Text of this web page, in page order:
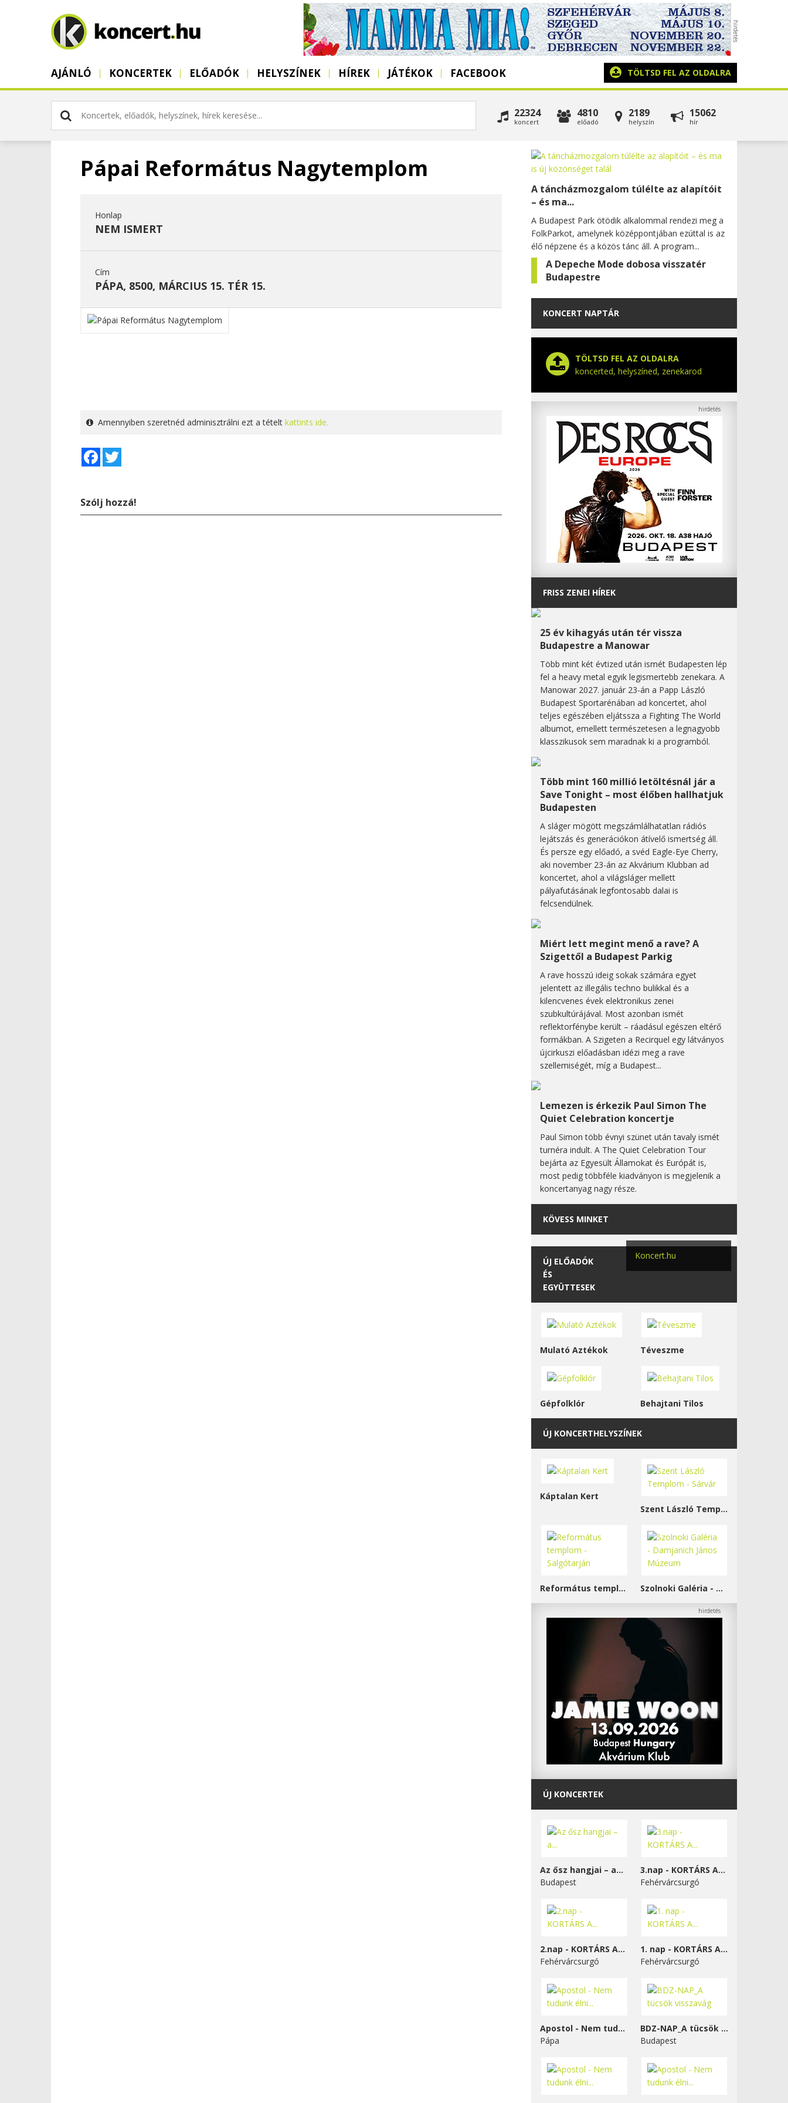
AJÁNLÓ KONCERTEK ELŐADÓK HELYSZÍNEK HÍREK JÁTÉKOK FACEBOOK TÖLTSD FEL AZ OLDALRA
22324
koncert
4810
előadó
2189
helyszín
15062
hír
Pápai Református Nagytemplom
Honlap
NEM ISMERT
Cím
PÁPA, 8500, MÁRCIUS 15. TÉR 15.
Amennyiben szeretnéd adminisztrálni ezt a tételt kattints ide.
Facebook
Szólj hozzá!
A táncházmozgalom túlélte az alapítóit
– és ma...
A Budapest Park ötödik alkalommal rendezi meg a
FolkParkot, amelynek középpontjában ezúttal is az
élő népzene és a közös tánc áll. A program...
A Depeche Mode dobosa visszatér
Budapestre
KONCERT NAPTÁR
TÖLTSD FEL AZ OLDALRA
koncerted, helyszíned, zenekarod
FRISS ZENEI HÍREK
25 év kihagyás után tér vissza
Budapestre a Manowar
Több mint két évtized után ismét Budapesten lép
fel a heavy metal egyik legismertebb zenekara. A
Manowar 2027. január 23-án a Papp László
Budapest Sportarénában ad koncertet, ahol
teljes egészében eljátssza a Fighting The World
albumot, emellett természetesen a legnagyobb
klasszikusok sem maradnak ki a programból.
Több mint 160 millió letöltésnál jár a
Save Tonight – most élőben hallhatjuk
Budapesten
A sláger mögött megszámlálhatatlan rádiós
lejátszás és generációkon átívelő ismertség áll.
És persze egy előadó, a svéd Eagle-Eye Cherry,
aki november 23-án az Akvárium Klubban ad
koncertet, ahol a világsláger mellett
pályafutásának legfontosabb dalai is
felcsendülnek.
Miért lett megint menő a rave? A
Szigettől a Budapest Parkig
A rave hosszú ideig sokak számára egyet
jelentett az illegális techno bulikkal és a
kilencvenes évek elektronikus zenei
szubkultúrájával. Most azonban ismét
reflektorfénybe került – ráadásul egészen eltérő
formákban. A Szigeten a Recirquel egy látványos
újcirkuszi előadásban idézi meg a rave
szellemiségét, míg a Budapest...
Lemezen is érkezik Paul Simon The
Quiet Celebration koncertje
Paul Simon több évnyi szünet után tavaly ismét
turnéra indult. A The Quiet Celebration Tour
bejárta az Egyesült Államokat és Európát is,
most pedig többféle kiadványon is megjelenik a
koncertanyag nagy része.
KÖVESS MINKET
Koncert.hu
ÚJ ELŐADÓK
ÉS
EGYÜTTESEK
Mulató Aztékok Téveszme
Gépfolklór Behajtani Tilos
ÚJ KONCERTHELYSZÍNEK
Káptalan Kert
Szent László Templom - Sárvár
Református templom - Salgótarján Szolnoki Galéria - Damjanich János Múzeum
ÚJ KONCERTEK
Az ősz hangjai – a...
Budapest
3.nap - KORTÁRS A...
Fehérvárcsurgó
2.nap - KORTÁRS A...
Fehérvárcsurgó
1. nap - KORTÁRS A...
Fehérvárcsurgó
Apostol - Nem tudunk élni...
Pápa
BDZ-NAP_A tücsök visszavág
Budapest